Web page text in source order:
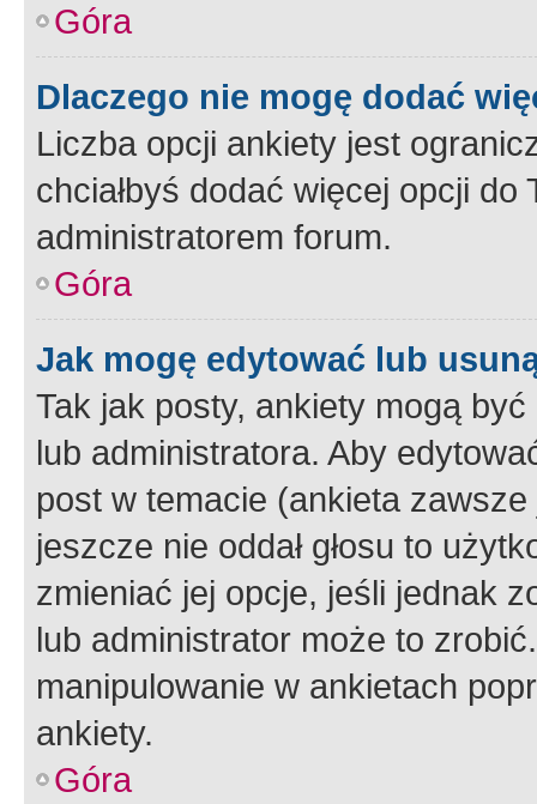
Góra
Dlaczego nie mogę dodać
Liczba opcji ankiety jest
chciałbyś dodać więcej opcji
administratorem forum.
Góra
Jak mogę edytować lub
Tak jak posty, ankiety mogą
lub administratora. Aby
post w temacie (ankieta
jeszcze nie oddał głosu to
zmieniać jej opcje, jeśli jednak
lub administrator może to
manipulowanie w ankietach
ankiety.
Góra